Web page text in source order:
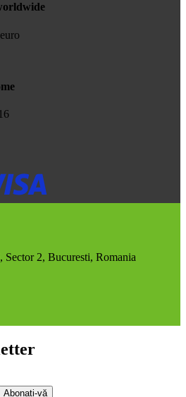
Sector 2, Bucuresti, Romania
Abonați-vă